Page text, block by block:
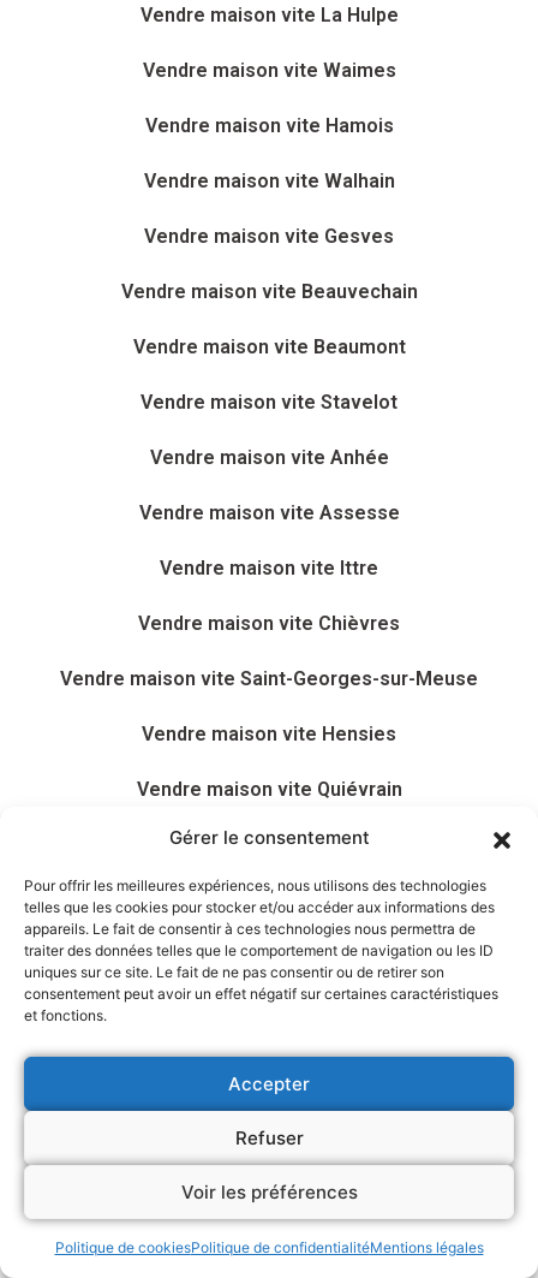
Gérer le consentement
Pour offrir les meilleures expériences, nous utilisons des technologies
telles que les cookies pour stocker et/ou accéder aux informations des
appareils. Le fait de consentir à ces technologies nous permettra de
traiter des données telles que le comportement de navigation ou les ID
uniques sur ce site. Le fait de ne pas consentir ou de retirer son
consentement peut avoir un effet négatif sur certaines caractéristiques
et fonctions.
Accepter
Refuser
Voir les préférences
Politique de cookiesPolitique de confidentialitéMentions légales
Vendre maison vite La Hulpe
Vendre maison vite Waimes
Vendre maison vite Hamois
Vendre maison vite Walhain
Vendre maison vite Gesves
Vendre maison vite Beauvechain
Vendre maison vite Beaumont
Vendre maison vite Stavelot
Vendre maison vite Anhée
Vendre maison vite Assesse
Vendre maison vite Ittre
Vendre maison vite Chièvres
Vendre maison vite Saint-Georges-sur-Meuse
Vendre maison vite Hensies
Vendre maison vite Quiévrain
Vendre maison vite Villers-le-Bouillet
Vendre maison vite Ramillies
Vendre maison vite Braives
Vendre maison vite Engis
Vendre maison vite Étalle